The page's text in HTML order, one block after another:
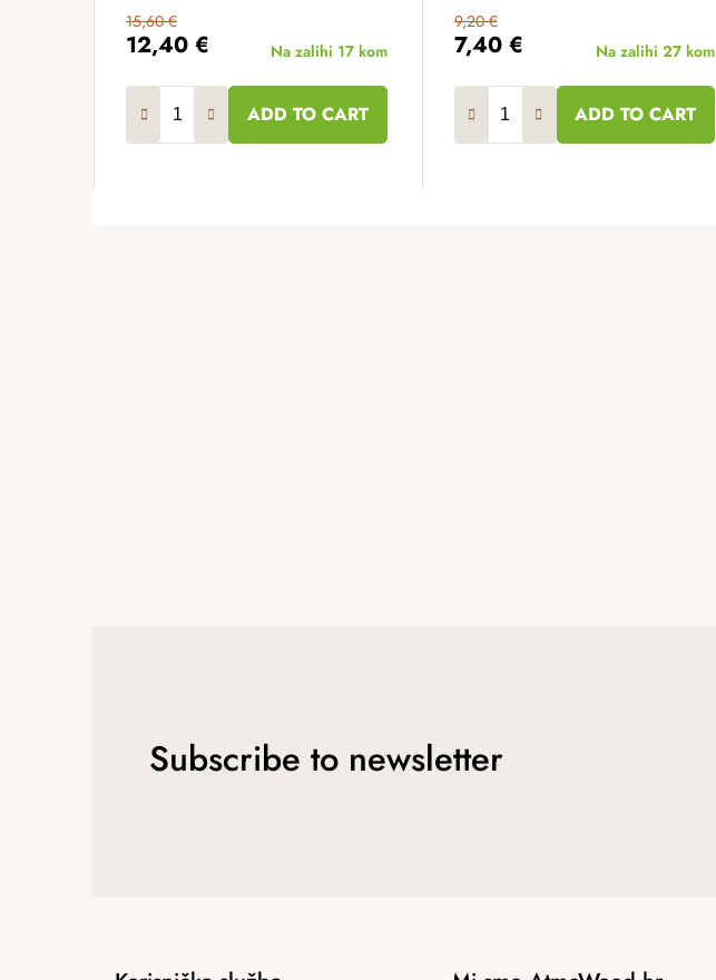
12,40 €
15,60 €
Na zalihi 17 kom
ADD TO CART
7,40 €
9,20 €
Na zalihi 27 kom
ADD TO CART
Subscribe to newsletter